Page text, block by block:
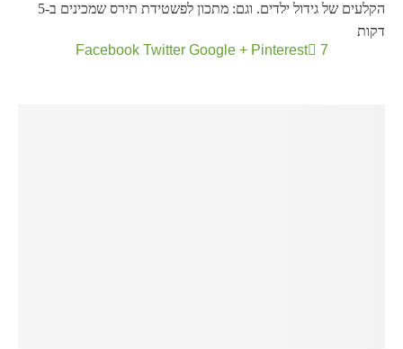
הקלעים של גידול ילדים. וגם: מתכון לפשטידת תירס שמכינים ב-5
דקות
7
Facebook Twitter Google + Pinterest